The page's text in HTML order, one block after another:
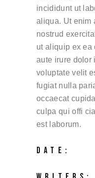
incididunt ut
aliqua. Ut enim
nostrud
ut aliquip ex ea
aute irure dolor
voluptate velit
fugiat nulla
occaecat
culpa qui offi
est laborum.
DATE: